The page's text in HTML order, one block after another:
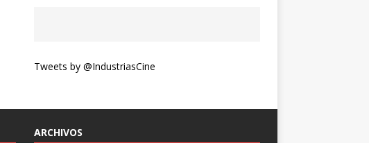
Tweets by @IndustriasCine
ARCHIVOS